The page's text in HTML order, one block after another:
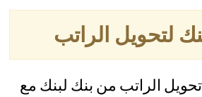
لتحويل الراتب
الراتب من بنك لبنك مع